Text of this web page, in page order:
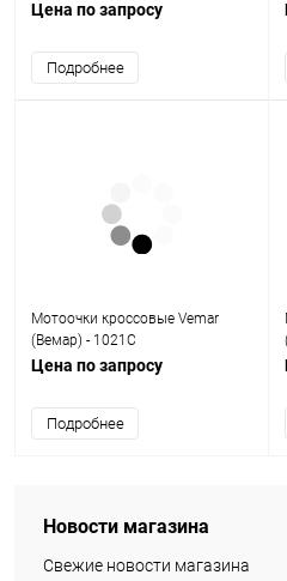
Цена по запросу
Подробнее
Мотоочки кроссовые Vemar
(Вемар) - 1021C
Цена по запросу
Подробнее
Новости магазина
Свежие новости магазина